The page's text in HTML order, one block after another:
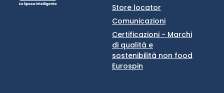
Store locator
Comunicazioni
Certificazioni - Marchi
di qualità e
sostenibilità non food
Eurospin